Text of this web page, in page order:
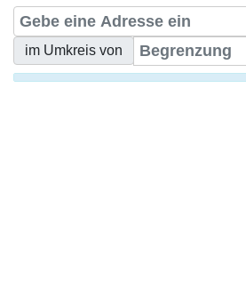
im Umkreis von